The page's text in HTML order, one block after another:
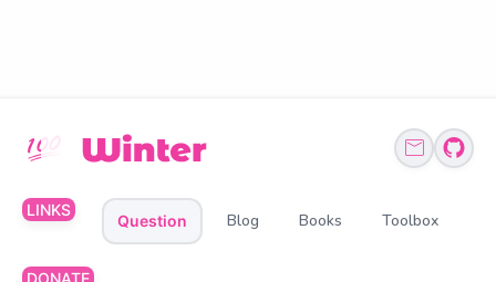
LINKS
Question Blog Books Toolbox
DONATE